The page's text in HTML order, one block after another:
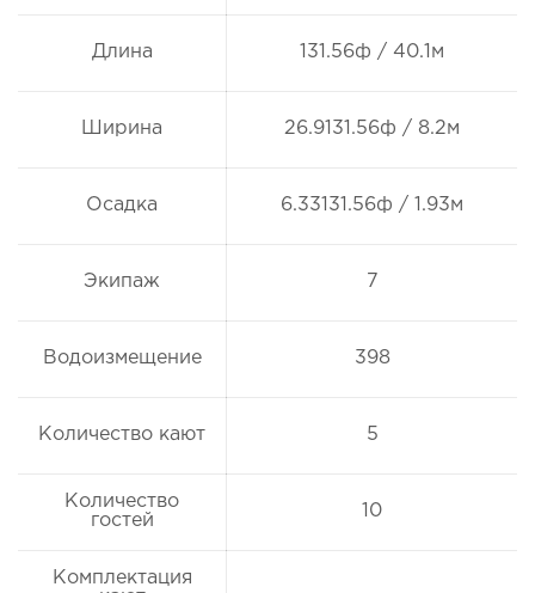
Длина 131.56ф / 40.1м
Ширина 26.9131.56ф / 8.2м
Осадка 6.33131.56ф / 1.93м
Экипаж 7
Водоизмещение 398
Количество кают 5
Количество
гостей
10
Комплектация